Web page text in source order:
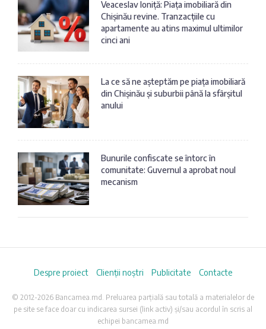
Veaceslav Ioniță: Piața imobiliară din
Chișinău revine. Tranzacțiile cu
apartamente au atins maximul ultimilor
cinci ani
La ce să ne așteptăm pe piața imobiliară
din Chișinău și suburbii până la sfârșitul
anului
Bunurile confiscate se întorc în
comunitate: Guvernul a aprobat noul
mecanism
Despre proiect Clienții noștri Publicitate Contacte
© 2012-2026 Bancamea.md. Preluarea parțială sau totală a materialelor de
pe site se face doar cu indicarea sursei (link activ) și/sau acordul în scris al
echipei bancamea.md